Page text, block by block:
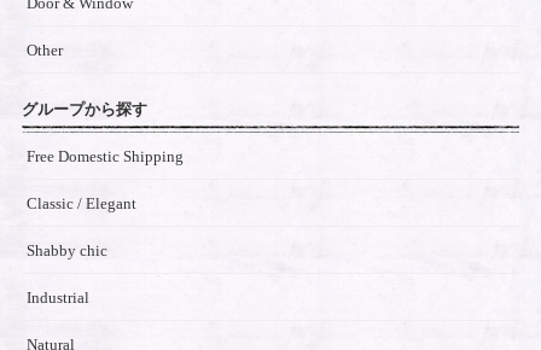
Other
グループから探す
Free Domestic Shipping
Classic / Elegant
Shabby chic
Industrial
Natural